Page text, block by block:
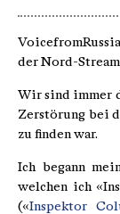
der Nord-
Wir sind immer
Zerstörung bei
zu finden war.
Ich begann
welchen ich
(«Inspektor